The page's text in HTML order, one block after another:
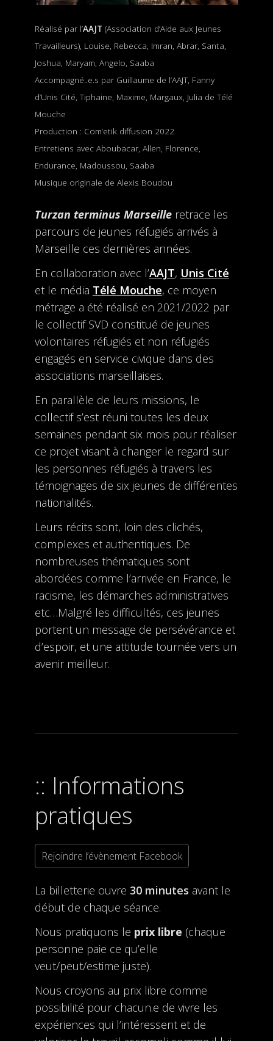
Réalisé par l’AAJT (Association d’Aide aux Jeunes
Travailleurs), Louise, Rebecca, Imran, Abrar, Santa,
Joshua, Maryam, Angelo, Saaba
Accompagné..e.s par Guillaume de l’AAJT, Fanny
d’Unis Cité, Tiphaine, Maxime, Margaux, Julia de Télé
Mouche
Production : Com’etik diffusion 2022
Entretiens avec Aboubacar, Allen, Florence,
Endurance, Madoussou, Saaba
Musique originale de Alexis Boudou
Turzan terminus Marseilleretrace les
parcours de jeunes réfugiés arrivés à
Marseille ces dernières années.
En collaboration avec l’AAJT, Unis Cité
et le média Télé Mouche, ce moyen
métrage a été réalisé en 2021/2022 par
le collectif SVD constitué de jeunes
volontaires réfugiés et non réfugiés
engagés en service civique dans des
associations marseillaises.
En parallèle de leurs missions, le
collectif s’est réuni toutes les deux
semaines pendant six mois pour réaliser
ce projet visant à changer le regard sur
les personnes réfugiés à travers les
témoignages de six jeunes de différentes
nationalités.
Leurs récits sont, loin des clichés,
complexes et authentiques. De
nombreuses thématiques sont
abordées comme l’arrivée en France, le
racisme, les démarches administratives
etc…Malgré les difficultés, ces jeunes
portent un message de persévérance et
d’espoir, et une attitude tournée vers un
avenir meilleur.
Informations
pratiques
Rejoindre l’évènement Facebook
La billetterie ouvre 30 minutes avant le
début de chaque séance.
Nous pratiquons le prix libre (chaque
personne paie ce qu’elle
veut/peut/estime juste).
Nous croyons au prix libre comme
possibilité pour chacun.e de vivre les
expériences qui l’intéressent et de